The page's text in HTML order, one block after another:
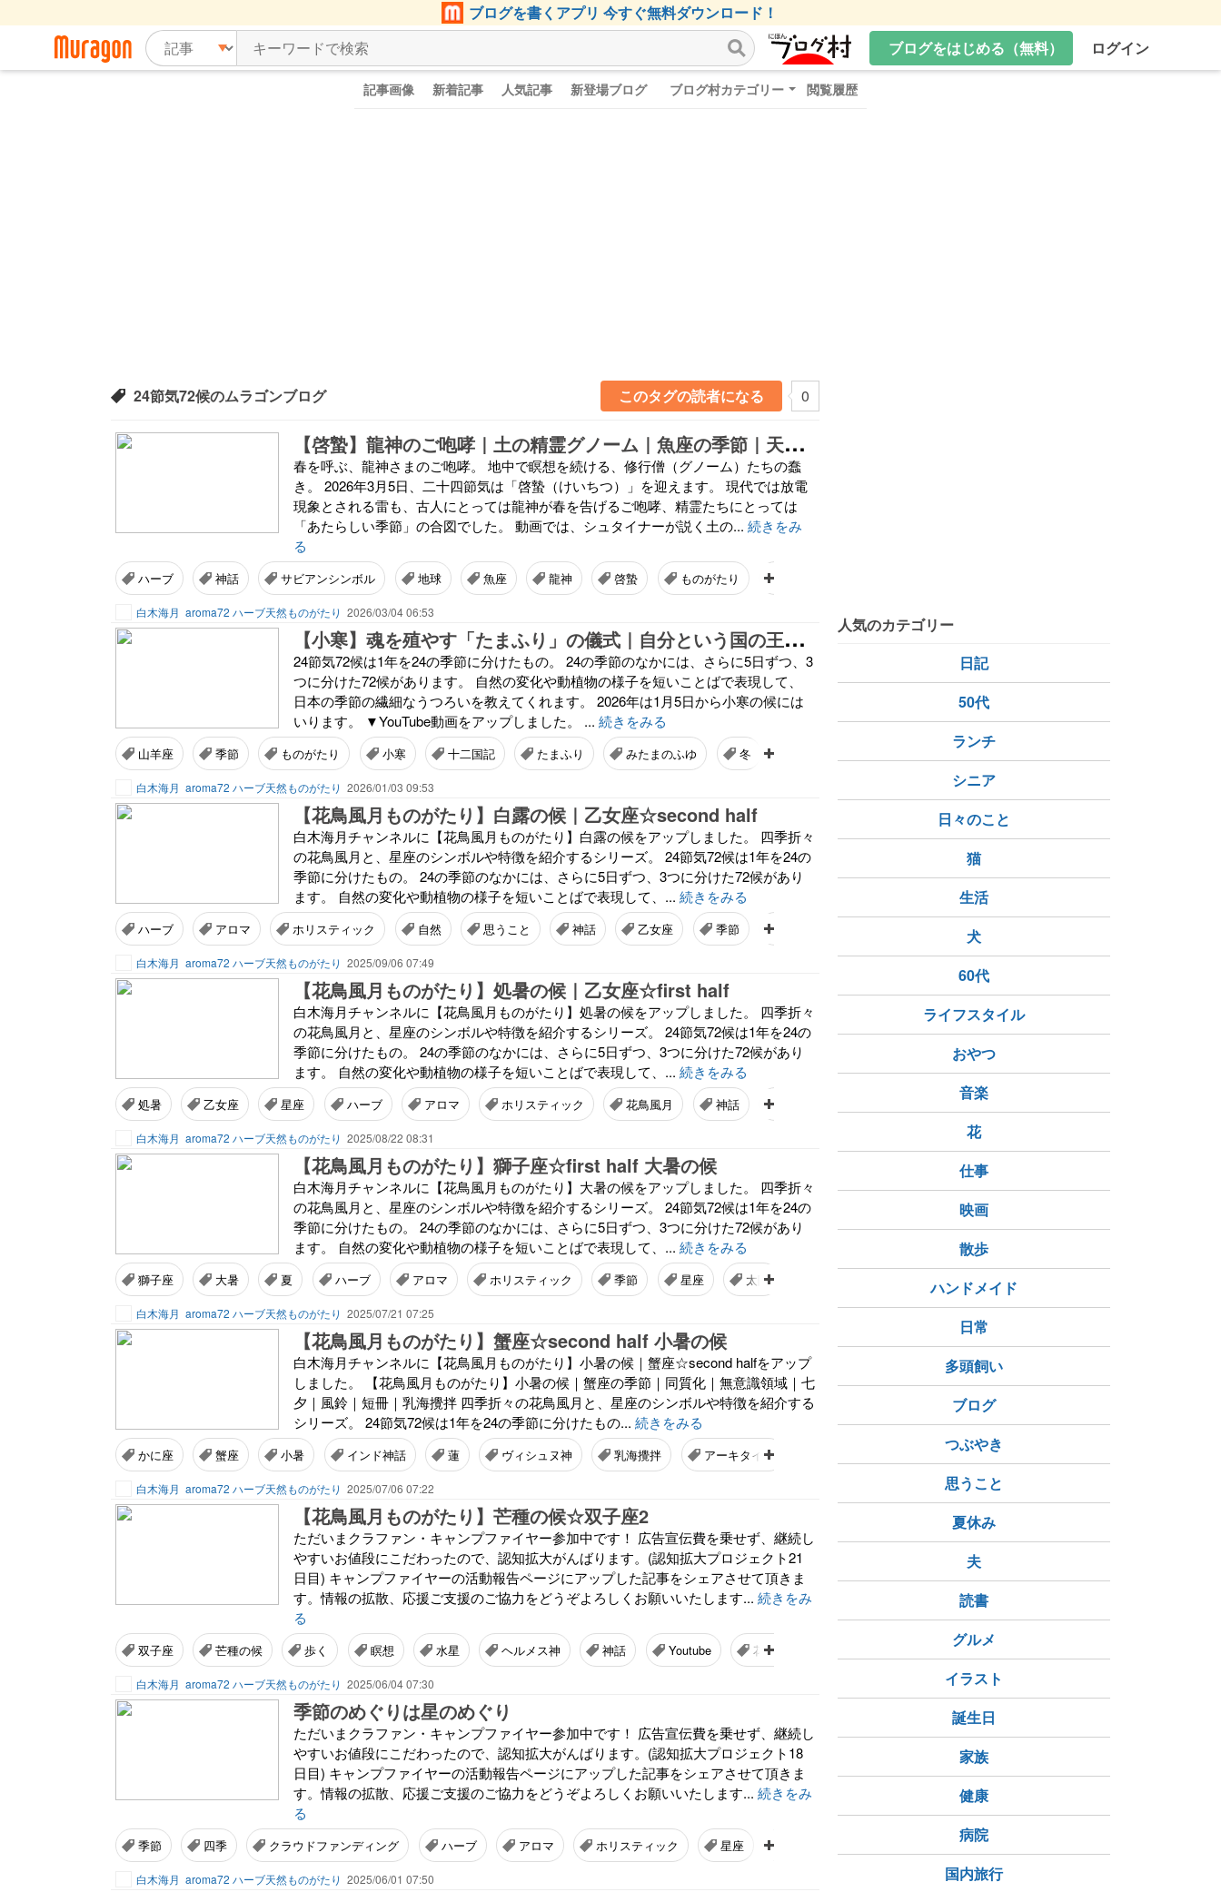
ブログを書くアプリ 今すぐ無料ダウンロード！
ブログをはじめる（無料）
ログイン
記事画像 新着記事 人気記事 新登場ブログ ブログ村カテゴリー 閲覧履歴
24節気72候のムラゴンブログ このタグの読者になる 0
【
啓蟄】龍神のご咆哮｜土の精霊グノーム｜魚座の季節｜天地無用もはがれます｜桃と雷・桃と鬼｜花鳥風月ものがたり
春を呼ぶ、龍神さまのご咆哮。 地中で瞑想を続ける、修行僧（グノーム）たちの蠢
き。 2026年3月5日、二十四節気は「啓蟄（けいちつ）」を迎えます。 現代では放電
現象とされる雷も、古人にとっては龍神が春を告げるご咆哮、精霊たちにとっては
「あたらしい季節」の合図でした。 動画では、シュタイナーが説く土の... 続きをみ
る
ハーブ 神話 サビアンシンボル 地球 魚座 龍神 啓蟄 ものがたり
白木海月 aroma72 ハーブ天然ものがたり 2026/03/04 06:53
【
小寒】魂を殖やす「たまふり」の儀式｜自分という国の王として生きる覚悟｜山羊座と十二国記【花鳥風月ものがたり】
24節気72候は1年を24の季節に分けたもの。 24の季節のなかには、さらに5日ずつ、3
つに分けた72候があります。 自然の変化や動植物の様子を短いことばで表現して、
日本の季節の繊細なうつろいを教えてくれます。 2026年は1月5日から小寒の候には
いります。 ▼YouTube動画をアップしました。 ... 続きをみる
山羊座 季節 ものがたり 小寒 十二国記 たまふり みたまのふゆ 冬
白木海月 aroma72 ハーブ天然ものがたり 2026/01/03 09:53
【花鳥風月ものがたり】白露の候｜乙女座☆second half
白木海月チャンネルに【花鳥風月ものがたり】白露の候をアップしました。 四季折々
の花鳥風月と、星座のシンボルや特徴を紹介するシリーズ。 24節気72候は1年を24の
季節に分けたもの。 24の季節のなかには、さらに5日ずつ、3つに分けた72候があり
ます。 自然の変化や動植物の様子を短いことばで表現して、... 続きをみる
ハーブ アロマ ホリスティック 自然 思うこと 神話 乙女座 季節
白木海月 aroma72 ハーブ天然ものがたり 2025/09/06 07:49
【花鳥風月ものがたり】処暑の候｜乙女座☆first half
白木海月チャンネルに【花鳥風月ものがたり】処暑の候をアップしました。 四季折々
の花鳥風月と、星座のシンボルや特徴を紹介するシリーズ。 24節気72候は1年を24の
季節に分けたもの。 24の季節のなかには、さらに5日ずつ、3つに分けた72候があり
ます。 自然の変化や動植物の様子を短いことばで表現して、... 続きをみる
処暑 乙女座 星座 ハーブ アロマ ホリスティック 花鳥風月 神話
白木海月 aroma72 ハーブ天然ものがたり 2025/08/22 08:31
【花鳥風月ものがたり】獅子座☆first half 大暑の候
白木海月チャンネルに【花鳥風月ものがたり】大暑の候をアップしました。 四季折々
の花鳥風月と、星座のシンボルや特徴を紹介するシリーズ。 24節気72候は1年を24の
季節に分けたもの。 24の季節のなかには、さらに5日ずつ、3つに分けた72候があり
ます。 自然の変化や動植物の様子を短いことばで表現して、... 続きをみる
獅子座 大暑 夏 ハーブ アロマ ホリスティック 季節 星座 太陽
白木海月 aroma72 ハーブ天然ものがたり 2025/07/21 07:25
【花鳥風月ものがたり】蟹座☆second half 小暑の候
白木海月チャンネルに【花鳥風月ものがたり】小暑の候｜蟹座☆second halfをアップ
しました。 【花鳥風月ものがたり】小暑の候｜蟹座の季節｜同質化｜無意識領域｜七
夕｜風鈴｜短冊｜乳海攪拌 四季折々の花鳥風月と、星座のシンボルや特徴を紹介する
シリーズ。 24節気72候は1年を24の季節に分けたもの... 続きをみる
かに座 蟹座 小暑 インド神話 蓮 ヴィシュヌ神 乳海攪拌 アーキタイプ
白木海月 aroma72 ハーブ天然ものがたり 2025/07/06 07:22
【花鳥風月ものがたり】芒種の候☆双子座2
ただいまクラファン・キャンプファイヤー参加中です！ 広告宣伝費を乗せず、継続し
やすいお値段にこだわったので、認知拡大がんばります。(認知拡大プロジェクト21
日目) キャンプファイヤーの活動報告ページにアップした記事をシェアさせて頂きま
す。情報の拡散、応援ご支援のご協力をどうぞよろしくお願いいたします... 続きをみ
る
双子座 芒種の候 歩く 瞑想 水星 ヘルメス神 神話 Youtube 花鳥風月ものがたり
白木海月 aroma72 ハーブ天然ものがたり 2025/06/04 07:30
季節のめぐりは星のめぐり
ただいまクラファン・キャンプファイヤー参加中です！ 広告宣伝費を乗せず、継続し
やすいお値段にこだわったので、認知拡大がんばります。(認知拡大プロジェクト18
日目) キャンプファイヤーの活動報告ページにアップした記事をシェアさせて頂きま
す。情報の拡散、応援ご支援のご協力をどうぞよろしくお願いいたします... 続きをみ
る
季節 四季 クラウドファンディング ハーブ アロマ ホリスティック 星座
白木海月 aroma72 ハーブ天然ものがたり 2025/06/01 07:50
人気のカテゴリー
日記
50代
ランチ
シニア
日々のこと
猫
生活
犬
60代
ライフスタイル
おやつ
音楽
花
仕事
映画
散歩
ハンドメイド
日常
多頭飼い
ブログ
つぶやき
思うこと
夏休み
夫
読書
グルメ
イラスト
誕生日
家族
健康
病院
国内旅行